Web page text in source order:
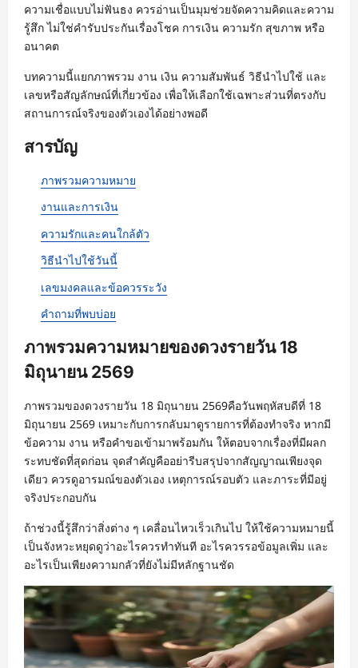
ความเชื่อแบบไม่ฟันธง ควรอ่านเป็นมุมช่วยจัดความคิดและความ
รู้สึก ไม่ใช่คำรับประกันเรื่องโชค การเงิน ความรัก สุขภาพ หรือ
อนาคต
บทความนี้แยกภาพรวม งาน เงิน ความสัมพันธ์ วิธีนำไปใช้ และ
เลขหรือสัญลักษณ์ที่เกี่ยวข้อง เพื่อให้เลือกใช้เฉพาะส่วนที่ตรงกับ
สถานการณ์จริงของตัวเองได้อย่างพอดี
สารบัญ
ภาพรวมความหมาย
งานและการเงิน
ความรักและคนใกล้ตัว
วิธีนำไปใช้วันนี้
เลขมงคลและข้อควรระวัง
คำถามที่พบบ่อย
ภาพรวมความหมายของดวงรายวัน 18
มิถุนายน 2569
ภาพรวมของดวงรายวัน 18 มิถุนายน 2569คือวันพฤหัสบดีที่ 18
มิถุนายน 2569 เหมาะกับการกลับมาดูรายการที่ต้องทำจริง หากมี
ข้อความ งาน หรือคำขอเข้ามาพร้อมกัน ให้ตอบจากเรื่องที่มีผลก
ระทบชัดที่สุดก่อน จุดสำคัญคืออย่ารีบสรุปจากสัญญาณเพียงจุด
เดียว ควรดูอารมณ์ของตัวเอง เหตุการณ์รอบตัว และภาระที่มีอยู่
จริงประกอบกัน
ถ้าช่วงนี้รู้สึกว่าสิ่งต่าง ๆ เคลื่อนไหวเร็วเกินไป ให้ใช้ความหมายนี้
เป็นจังหวะหยุดดูว่าอะไรควรทำทันที อะไรควรรอข้อมูลเพิ่ม และ
อะไรเป็นเพียงความกลัวที่ยังไม่มีหลักฐานชัด